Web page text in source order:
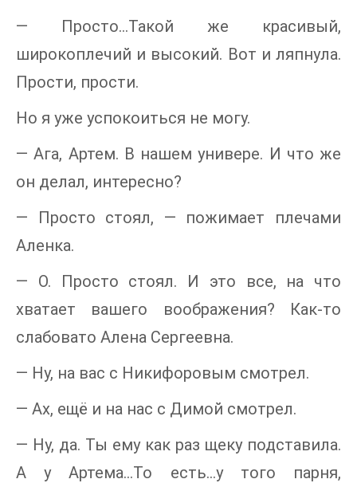
— Просто…Такой же красивый,
широкоплечий и высокий. Вот и ляпнула.
Прости, прости.
Но я уже успокоиться не могу.
— Ага, Артем. В нашем универе. И что же
он делал, интересно?
— Просто стоял, — пожимает плечами
Аленка.
— О. Просто стоял. И это все, на что
хватает вашего воображения? Как-то
слабовато Алена Сергеевна.
— Ну, на вас с Никифоровым смотрел.
— Ах, ещё и на нас с Димой смотрел.
— Ну, да. Ты ему как раз щеку подставила.
А у Артема…То есть…у того парня,